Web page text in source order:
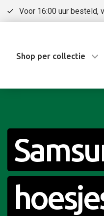
Voor 16:00 uur besteld,
Shop per collectie